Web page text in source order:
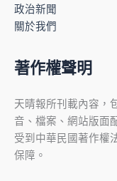
政治新聞
關於我們
著作權聲明
天晴報所刊載內容，
音、檔案、網站版面
受到中華民國著作權
保障。